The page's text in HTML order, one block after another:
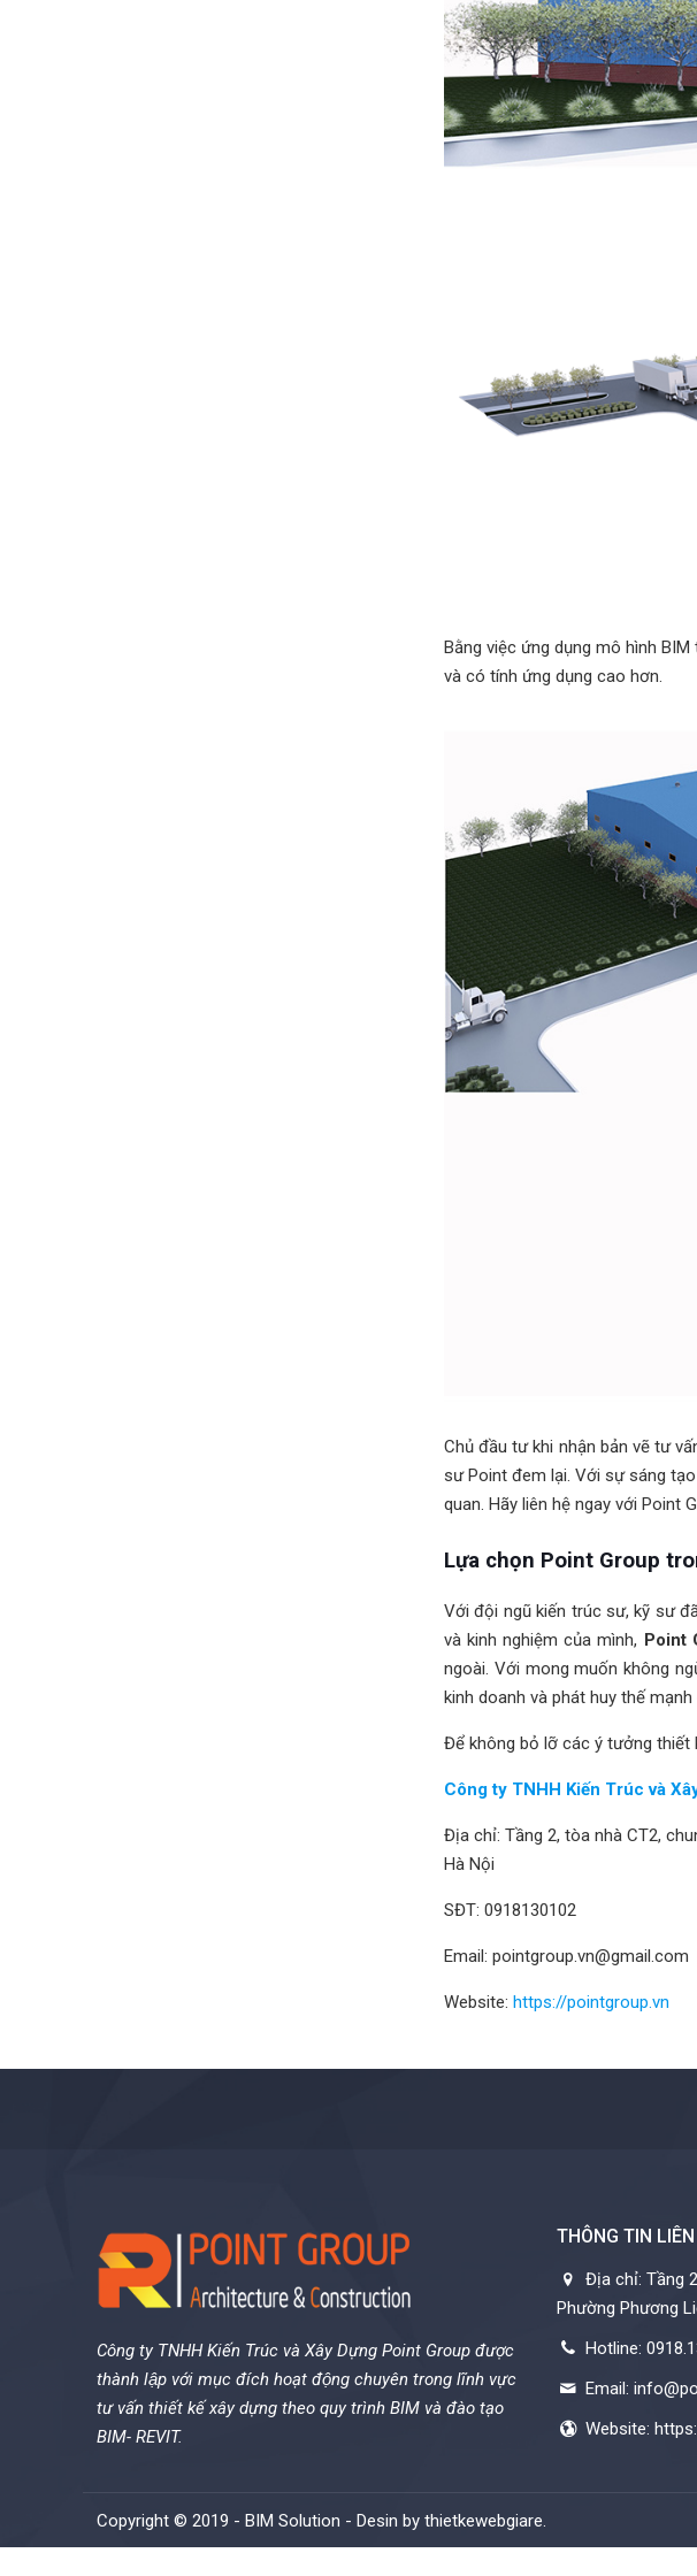
Bằng việc ứng dụng mô hình
và có tính ứng dụng cao hơn.
Chủ đầu tư khi nhận bản vẽ tư
sư Point đem lại. Với sự sáng
quan. Hãy liên hệ ngay với Point
Lựa chọn Point Group
Với đội ngũ kiến trúc sư, kỹ sư
và kinh nghiệm của mình, Point
ngoài. Với mong muốn không
kinh doanh và phát huy thế
Để không bỏ lỡ các ý tưởng thiết
Công ty TNHH Kiến Trúc và
Địa chỉ: Tầng 2, tòa nhà CT2,
Hà Nội
SĐT: 0918130102
Email: pointgroup.vn@gmail.com
Website: https://pointgroup.vn
Công ty TNHH Kiến Trúc và Xây Dựng Point Group được
thành lập với mục đích hoạt động chuyên trong lĩnh vực
tư vấn thiết kế xây dựng theo quy trình BIM và đào tạo
BIM- REVIT.
THÔNG TIN
Địa chỉ: Tầng
Phường Phương
Hotline:
Email:
Website:
Copyright © 2019 - BIM Solution - Desin by thietkewebgiare.